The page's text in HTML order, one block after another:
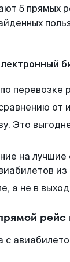
5 прямых
перевозке
от
Это
на
из
а не в